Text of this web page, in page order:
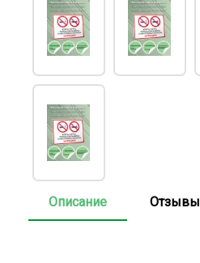
Описание Отзывы